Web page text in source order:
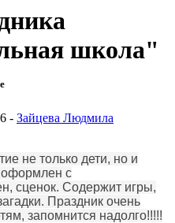
школа"
- Зайцева Людмила
не только дети, но и
оформлен с
сценок. Содержит игры,
Праздник очень
запомнится надолго!!!!!